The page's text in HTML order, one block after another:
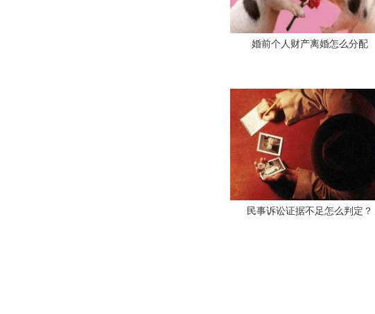
婚前个人财产离婚怎么分配
民事诉讼证据不足怎么判定？